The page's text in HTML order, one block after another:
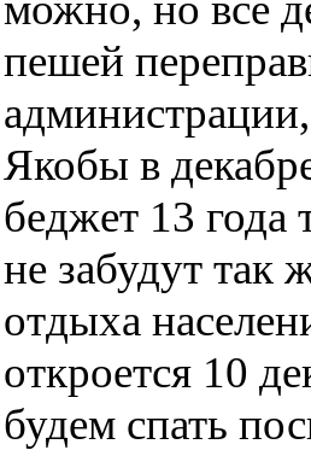
пешей
Якобы в
беджет 13 года
не забудут так
отдыха
откроется 10
будем спать